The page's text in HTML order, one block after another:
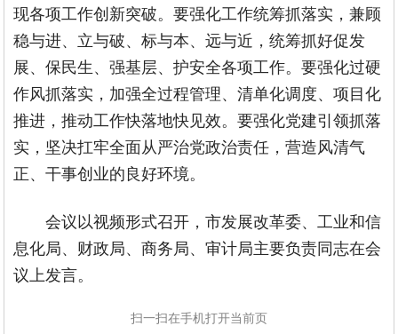
现各项工作创新突破。要强化工作统筹抓落实，兼顾
稳与进、立与破、标与本、远与近，统筹抓好促发
展、保民生、强基层、护安全各项工作。要强化过硬
作风抓落实，加强全过程管理、清单化调度、项目化
推进，推动工作快落地快见效。要强化党建引领抓落
实，坚决扛牢全面从严治党政治责任，营造风清气
正、干事创业的良好环境。
会议以视频形式召开，市发展改革委、工业和信
息化局、财政局、商务局、审计局主要负责同志在会
议上发言。
扫一扫在手机打开当前页